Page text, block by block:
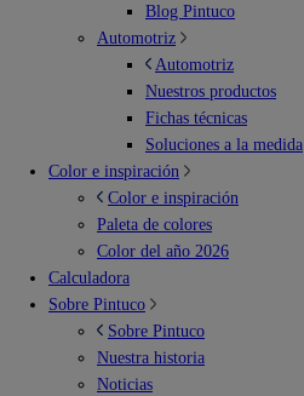
Blog Pintuco
Automotriz
Automotriz
Nuestros productos
Fichas técnicas
Soluciones a la medida
Color e inspiración
Color e inspiración
Paleta de colores
Color del año 2026
Calculadora
Sobre Pintuco
Sobre Pintuco
Nuestra historia
Noticias